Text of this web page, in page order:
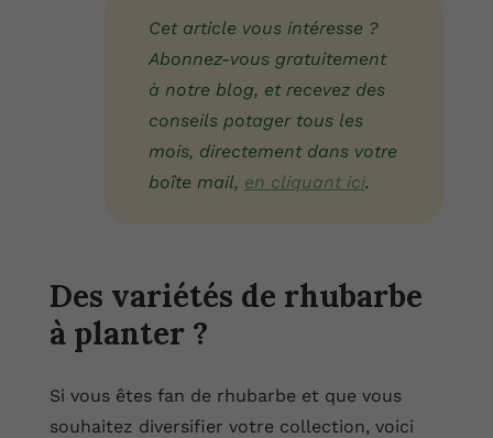
Cet article vous intéresse ?
Abonnez-vous gratuitement
à notre blog, et recevez des
conseils potager tous les
mois, directement dans votre
boîte mail, en cliquant ici.
Des variétés de rhubarbe
à planter ?
Si vous êtes fan de rhubarbe et que vous
souhaitez diversifier votre collection, voici